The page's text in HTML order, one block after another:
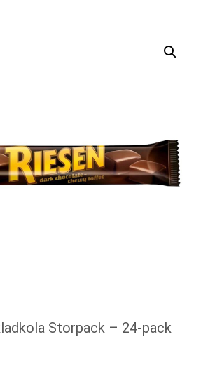
Storpack – 24-pack